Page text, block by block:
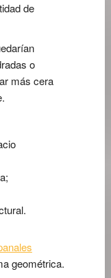
de
o
más cera
geométrica.